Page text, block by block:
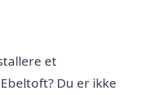
et
Du er ikke